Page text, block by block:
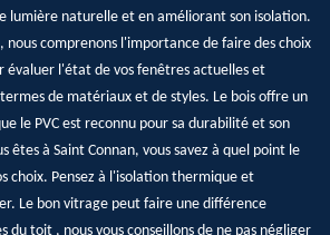
lumière naturelle et en améliorant son isolation.
nous comprenons l'importance de faire des choix
évaluer l'état de vos fenêtres actuelles et
de matériaux et de styles. Le bois offre un
le PVC est reconnu pour sa durabilité et son
êtes à Saint Connan, vous savez à quel point le
choix. Pensez à l'isolation thermique et
Le bon vitrage peut faire une différence
du toit , nous vous conseillons de ne pas négliger